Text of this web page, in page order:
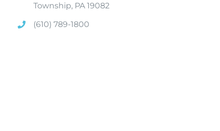
Township, PA 19082
(610) 789-1800